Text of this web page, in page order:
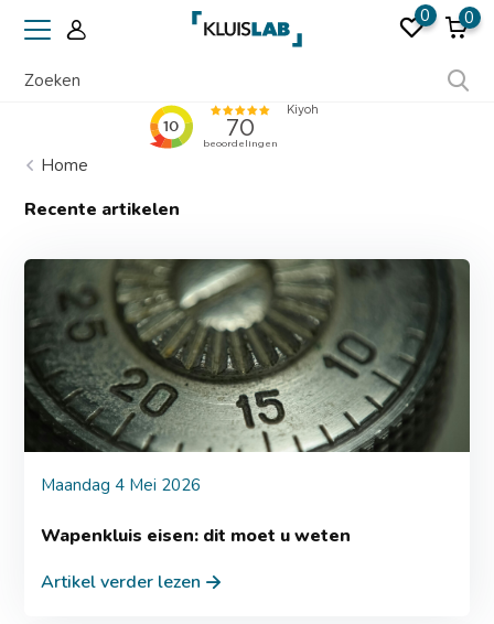
0 0
Home
Recente artikelen
Maandag 4 Mei 2026
Wapenkluis eisen: dit moet u weten
Artikel verder lezen